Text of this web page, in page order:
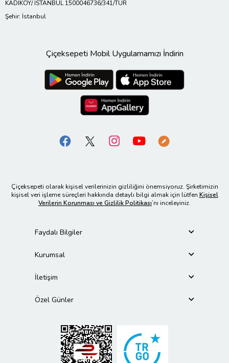
KADIKÖY/ İSTANBUL 1500046736/341/TUR
Şehir: İstanbul
Çiçeksepeti Mobil Uygulamamızı İndirin
Çiçeksepeti olarak kişisel verilerinizin gizliliğini önemsiyoruz. Şirketimizin
kişisel veri işleme süreçleri hakkında detaylı bilgi almak için lütfen Kişisel
Verilerin Korunması ve Gizlilik Politikası’nı inceleyiniz.
Faydalı Bilgiler
Kurumsal
İletişim
Özel Günler